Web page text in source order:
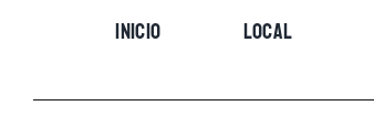
INICIO LOCAL